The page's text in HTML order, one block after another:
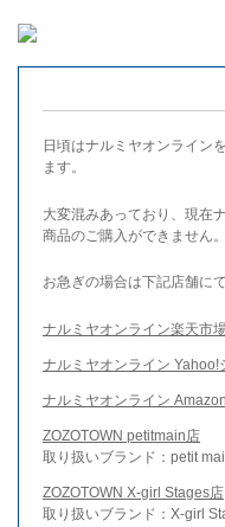
日頃はナルミヤオンライン
ます。
大変混みあっており、現在
商品のご購入ができません。
お急ぎの場合は下記店舗に
ナルミヤオンライン楽天市
ナルミヤオンライン Yahoo!
ナルミヤオンライン
ZOZOTOWN petitmain店
取り扱いブランド：petit
ZOZOTOWN X-girl Stages店
取り扱いブランド：X-girl